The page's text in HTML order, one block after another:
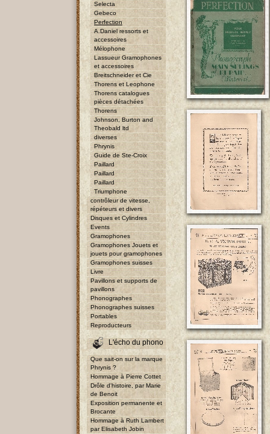
Selecta
Gebeco
Perfection
A.Daniel ressorts et
accessoires
Mélophone
Lassueur Gramophones
et accessoires
Breitschneider et Cie
Thorens et Leophone
Thorens catalogues
pièces détachées
Thorens
Johnson, Burton and
Theobald ltd
diverses
Phrynis
Guide de Ste-Croix
Paillard
Paillard
Paillard
Triumphone
contrôleur de vitesse,
répéteurs et divers
Disques et Cylindres
Events
Gramophones
Gramophones Jouets et
jouets pour gramophones
Gramophones suisses
Livre
Pavillons et supports de
pavillons
Phonographes
Phonographes suisses
Portables
Reproducteurs
L'écho du phono
Que sait-on sur la marque
Phrynis ?
Hommage à Pierre Cottet
Drôle d'histoire, par Marie
de Benoit
Exposition permanente et
Brocante
Hommage à Ruth Lambert
par Elisabeth Jobin